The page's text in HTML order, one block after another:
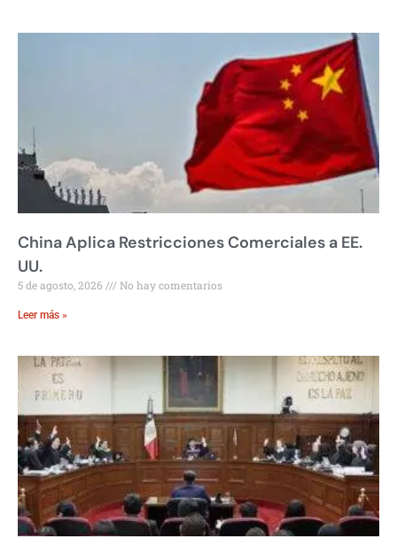
China Aplica Restricciones Comerciales a EE.
UU.
5 de agosto, 2026 No hay comentarios
Leer más »